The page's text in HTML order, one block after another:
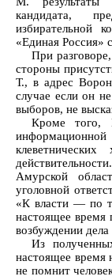
кандидата,
избирательной
«Единая Россия»
При
стороны
Т., в адрес
случае если он
выборов, не
Кроме того,
Амурской
уголовной
«К власти — по
настоящее
возбуждении
Из
настоящее время
не помнит